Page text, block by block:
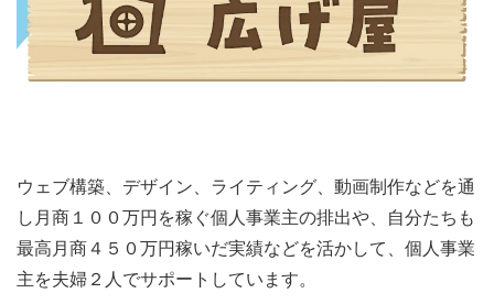
ウェブ構築、デザイン、ライティング、動画制作などを通
し月商１００万円を稼ぐ個人事業主の排出や、自分たちも
最高月商４５０万円稼いだ実績などを活かして、個人事業
主を夫婦２人でサポートしています。